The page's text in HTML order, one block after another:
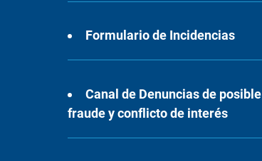
Formulario de Incidencias
Canal de Denuncias de posible
fraude y conflicto de interés